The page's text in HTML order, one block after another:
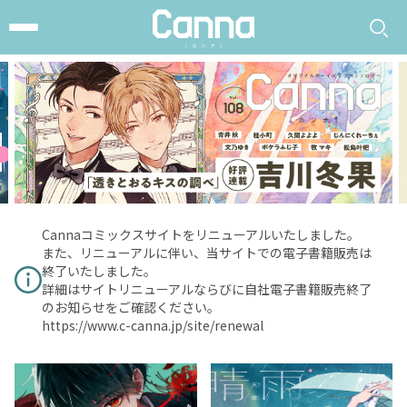
Cannaコミックスサイトをリニューアルいたしました。
また、リニューアルに伴い、当サイトでの電子書籍販売は
終了いたしました。
詳細はサイトリニューアルならびに自社電子書籍販売終了
のお知らせをご確認ください。
https://www.c-canna.jp/site/renewal